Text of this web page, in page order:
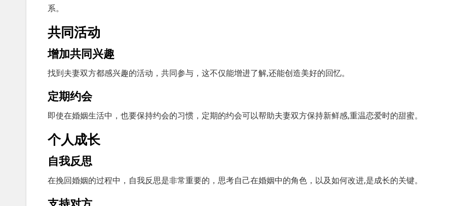
系。
共同活动
增加共同兴趣
找到夫妻双方都感兴趣的活动，共同参与，这不仅能增进了解,还能创造美好的回忆。
定期约会
即使在婚姻生活中，也要保持约会的习惯，定期的约会可以帮助夫妻双方保持新鲜感,重温恋爱时的甜蜜。
个人成长
自我反思
在挽回婚姻的过程中，自我反思是非常重要的，思考自己在婚姻中的角色，以及如何改进,是成长的关键。